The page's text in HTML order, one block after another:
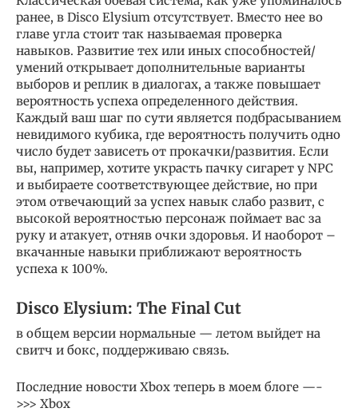
ранее, в Disco Elysium отсутствует. Вместо нее во
главе угла стоит так называемая проверка
навыков. Развитие тех или иных способностей/
умений открывает дополнительные варианты
выборов и реплик в диалогах, а также повышает
вероятность успеха определенного действия.
Каждый ваш шаг по сути является подбрасыванием
невидимого кубика, где вероятность получить одно
число будет зависеть от прокачки/развития. Если
вы, например, хотите украсть пачку сигарет у NPC
и выбираете соответствующее действие, но при
этом отвечающий за успех навык слабо развит, с
высокой вероятностью персонаж поймает вас за
руку и атакует, отняв очки здоровья. И наоборот –
вкачанные навыки приближают вероятность
успеха к 100%.
Disco Elysium: The Final Cut
в общем версии нормальные — летом выйдет на
свитч и бокс, поддерживаю связь.
Последние новости Xbox теперь в моем блоге —-
>>> Xbox